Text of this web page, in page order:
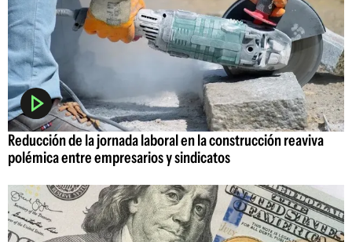
Reducción de la jornada laboral en la construcción reaviva
polémica entre empresarios y sindicatos